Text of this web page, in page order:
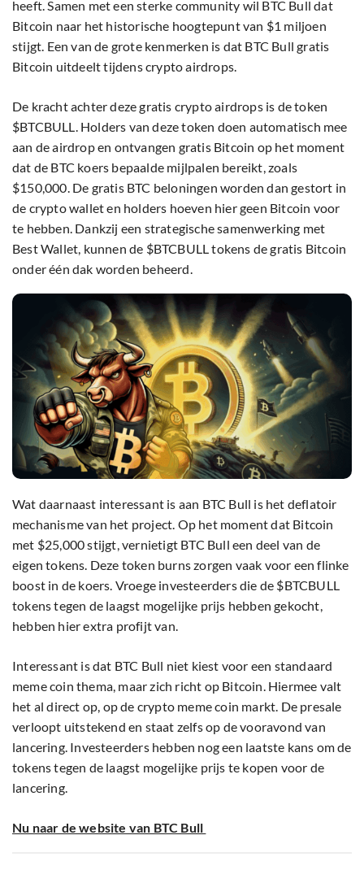
heeft. Samen met een sterke community wil BTC Bull dat
Bitcoin naar het historische hoogtepunt van $1 miljoen
stijgt. Een van de grote kenmerken is dat BTC Bull gratis
Bitcoin uitdeelt tijdens crypto airdrops.
De kracht achter deze gratis crypto airdrops is de token
$BTCBULL. Holders van deze token doen automatisch mee
aan de airdrop en ontvangen gratis Bitcoin op het moment
dat de BTC koers bepaalde mijlpalen bereikt, zoals
$150,000. De gratis BTC beloningen worden dan gestort in
de crypto wallet en holders hoeven hier geen Bitcoin voor
te hebben. Dankzij een strategische samenwerking met
Best Wallet, kunnen de $BTCBULL tokens de gratis Bitcoin
onder één dak worden beheerd.
Wat daarnaast interessant is aan BTC Bull is het deflatoir
mechanisme van het project. Op het moment dat Bitcoin
met $25,000 stijgt, vernietigt BTC Bull een deel van de
eigen tokens. Deze token burns zorgen vaak voor een flinke
boost in de koers. Vroege investeerders die de $BTCBULL
tokens tegen de laagst mogelijke prijs hebben gekocht,
hebben hier extra profijt van.
Interessant is dat BTC Bull niet kiest voor een standaard
meme coin thema, maar zich richt op Bitcoin. Hiermee valt
het al direct op, op de crypto meme coin markt. De presale
verloopt uitstekend en staat zelfs op de vooravond van
lancering. Investeerders hebben nog een laatste kans om de
tokens tegen de laagst mogelijke prijs te kopen voor de
lancering.
Nu naar de website van BTC Bull